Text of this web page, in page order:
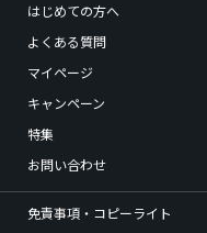
はじめての方へ
よくある質問
マイページ
キャンペーン
特集
お問い合わせ
免責事項・コピーライト